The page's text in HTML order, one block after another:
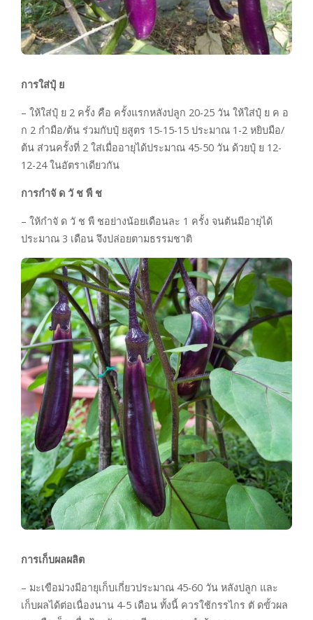
การใส่ปุ๋ ย
– ให้ใส่ปุ๋ ย 2 ครั้ง คือ ครั้งแรกหลังปลูก 20-25 วัน ให้ใส่ปุ๋ ย ค อ
ก 2 กำมือ/ต้น ร่วมกับปุ๋ ยสูตร 15-15-15 ประมาณ 1-2 หยิบมือ/
ต้น ส่วนครั้งที่ 2 ใส่เมื่ออายุได้ประมาณ 45-50 วัน ด้วยปุ๋ ย 12-
12-24 ในอัตราเดียวกัน
การกำจั ด วั ช พื ช
– ให้กำจั ด วั ช พื ชอย่างน้อยเดือนละ 1 ครั้ง จนต้นมีอายุได้
ประมาณ 3 เดือน จึงปล่อยตามธรรมชาติ
การเก็บผลผลิต
– มะเขือม่วงมีอายุเก็บเกี่ยวประมาณ 45-60 วัน หลังปลูก และ
เก็บผลได้ต่อเนื่องนาน 4-5 เดือน ทั้งนี้ ควรใช้กรรไกร ตั ดขั้วผล